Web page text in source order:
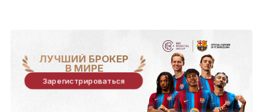
ЛУЧШИЙ БРОКЕР
В МИРЕ
Зарегистрироваться